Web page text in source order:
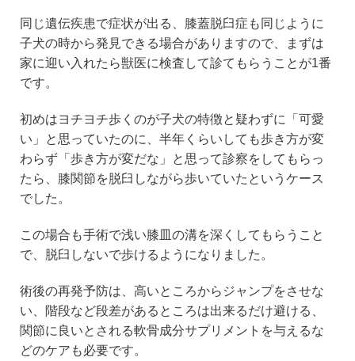
同じ遺伝疾患で症状が出る、膝蓋脱臼症も同じように
子犬の時から発見できる場合がありますので、まずは
家に迎い入れたら獣医に検査して診てもらうことが1番
です。
初めはヨチヨチ歩くのが子犬の特徴と疑わずに「可愛
い」と思っていたのに、半年くらいしても歩き方が変
わらず「歩き方が変だな」と思って診察をしてもらっ
たら、膝関節を脱臼しながら歩いていたというケース
でした。
この場合も手術で浅い膝皿の溝を深くしてもらうこと
で、脱臼しないで歩けるようになりました。
術後の再発予防は、高いところからジャンプをさせな
い、階段など段差があるところは出来るだけ避ける、
関節に良いとされる軟骨成分サプリメントを与えるな
どのケアも必要です。